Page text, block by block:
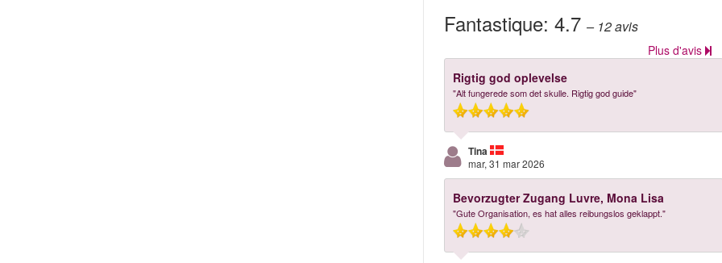
Fantastique:4.7– 12avis
Plus d'avis
Rigtig god oplevelse
"Alt fungerede som det skulle. Rigtig god guide"
Tina
mar, 31 mar 2026
Bevorzugter Zugang Luvre, Mona Lisa
"Gute Organisation, es hat alles reibungslos geklappt."